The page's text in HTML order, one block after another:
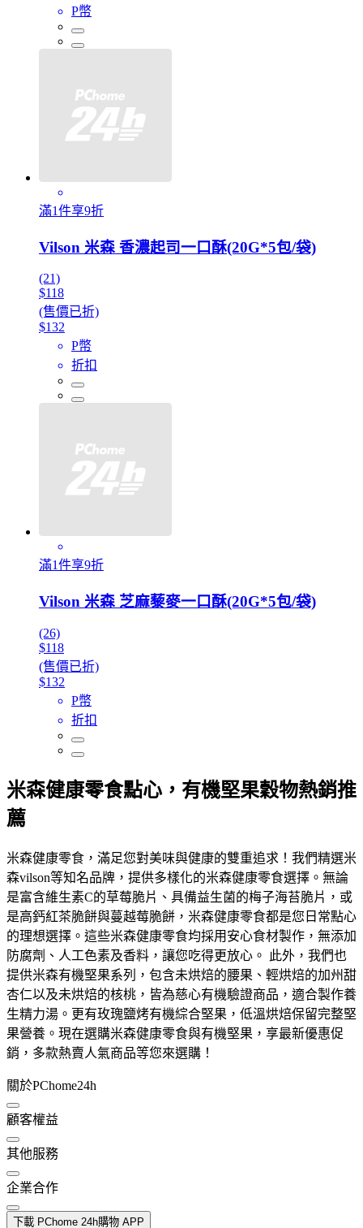
P幣
滿1件享9折
Vilson 米森 香濃起司一口酥(20G*5包/袋)
(21)
$118
(售價已折)
$132
P幣
折扣
滿1件享9折
Vilson 米森 芝麻藜麥一口酥(20G*5包/袋)
(26)
$118
(售價已折)
$132
P幣
折扣
米森健康零食點心，有機堅果穀物熱銷推
薦
米森健康零食，滿足您對美味與健康的雙重追求！我們精選米
森vilson等知名品牌，提供多樣化的米森健康零食選擇。無論
是富含維生素C的草莓脆片、具備益生菌的梅子海苔脆片，或
是高鈣紅茶脆餅與蔓越莓脆餅，米森健康零食都是您日常點心
的理想選擇。這些米森健康零食均採用安心食材製作，無添加
防腐劑、人工色素及香料，讓您吃得更放心。 此外，我們也
提供米森有機堅果系列，包含未烘焙的腰果、輕烘焙的加州甜
杏仁以及未烘焙的核桃，皆為慈心有機驗證商品，適合製作養
生精力湯。更有玫瑰鹽烤有機綜合堅果，低溫烘焙保留完整堅
果營養。現在選購米森健康零食與有機堅果，享最新優惠促
銷，多款熱賣人氣商品等您來選購！
關於PChome24h
顧客權益
其他服務
企業合作
下載 PChome 24h購物 APP